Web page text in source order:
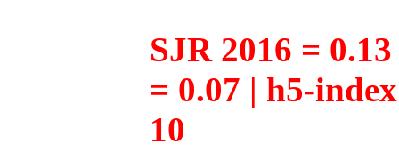
SJR 2016 =
= 0.07 | h5-
10